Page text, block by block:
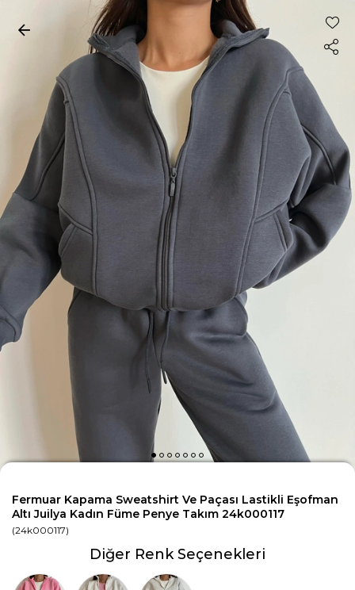
Fermuar Kapama Sweatshirt Ve Paçası Lastikli Eşofman
Altı Juilya Kadın Füme Penye Takım 24k000117
(24k000117)
Diğer Renk Seçenekleri